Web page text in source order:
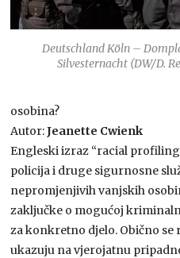
Deutschland Köln –
Silvesternacht (DW/D.
osobina?
Autor:Jeanette Cwienk
Engleski izraz “racial
policija i druge sigurnosne
nepromjenjivih vanjskih
zaključke o mogućoj
za konkretno djelo. Obično se
ukazuju na vjerojatnu